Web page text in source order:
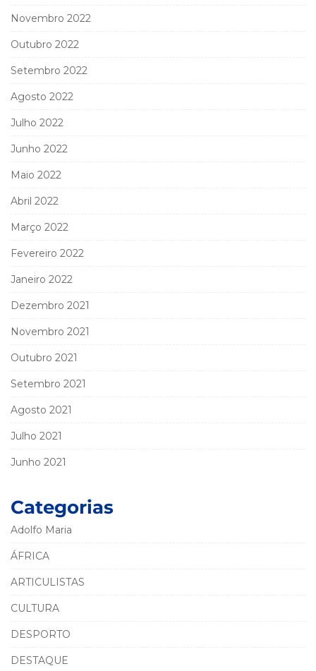
Novembro 2022
Outubro 2022
Setembro 2022
Agosto 2022
Julho 2022
Junho 2022
Maio 2022
Abril 2022
Março 2022
Fevereiro 2022
Janeiro 2022
Dezembro 2021
Novembro 2021
Outubro 2021
Setembro 2021
Agosto 2021
Julho 2021
Junho 2021
Categorias
Adolfo Maria
ÁFRICA
ARTICULISTAS
CULTURA
DESPORTO
DESTAQUE